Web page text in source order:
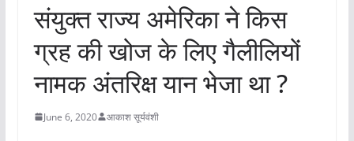
संयुक्त राज्य अमेरिका ने किस
ग्रह की खोज के लिए गैलीलियों
नामक अंतरिक्ष यान भेजा था ?
June 6, 2020 आकाश सूर्यवंशी